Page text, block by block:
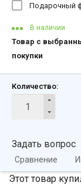
Подарочный
В наличии
Товар с
покупки
Количество:
Задать вопрос
Сравнение
Этот товар